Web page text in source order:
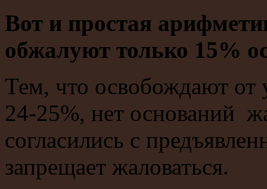
Вот и простая
обжалуют только 15%
Тем, что освобождают от
24-25%, нет оснований
согласились с
запрещает жаловаться.